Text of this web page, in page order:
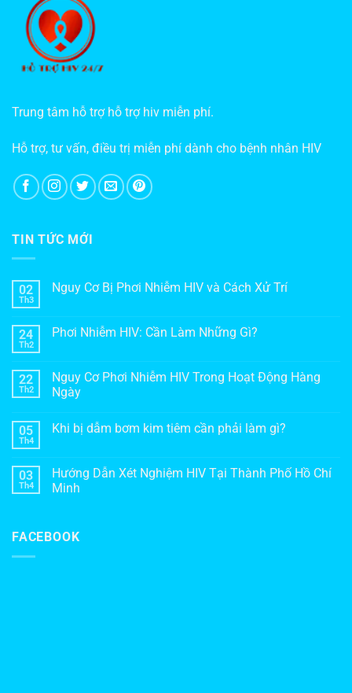
Trung tâm hỗ trợ hỗ trợ hiv miễn phí.
Hỗ trợ, tư vấn, điều trị miễn phí dành cho bệnh nhân HIV
TIN TỨC MỚI
02
Th3
Nguy Cơ Bị Phơi Nhiễm HIV và Cách Xử Trí
24
Th2
Phơi Nhiễm HIV: Cần Làm Những Gì?
22
Th2
Nguy Cơ Phơi Nhiễm HIV Trong Hoạt Động Hàng
Ngày
05
Th4
Khi bị dẫm bơm kim tiêm cần phải làm gì?
03
Th4
Hướng Dẫn Xét Nghiệm HIV Tại Thành Phố Hồ Chí
Minh
FACEBOOK